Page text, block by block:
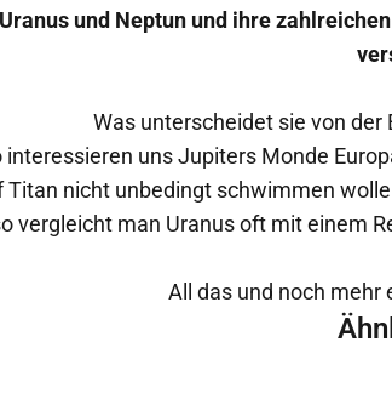
und Neptun und ihre
Was unterscheidet sie von der
interessieren uns Jupiters Monde
nicht unbedingt schwimmen
vergleicht man Uranus oft mit einem
All das und noch mehr